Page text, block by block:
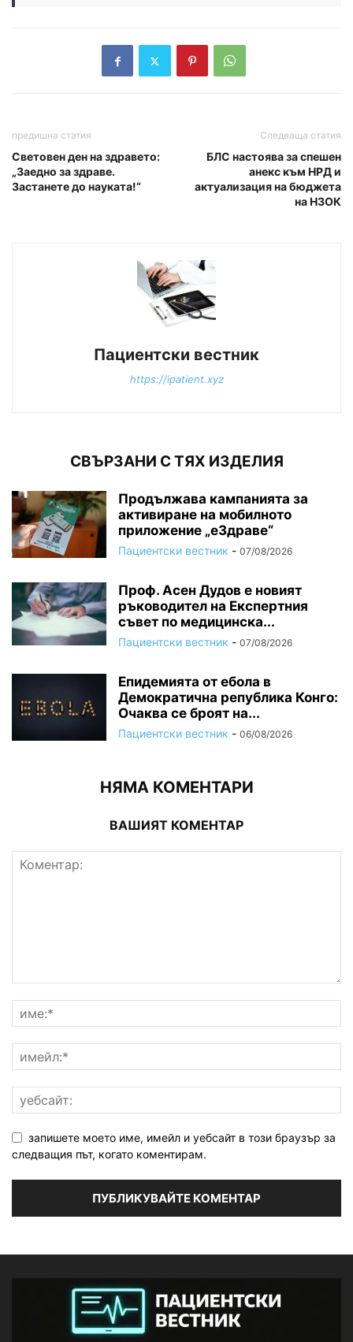
предишна статия
Световен ден на здравето:
„Заедно за здраве.
Застанете до науката!“
Следваща статия
БЛС настоява за спешен
анекс към НРД и
актуализация на бюджета
на НЗОК
Пациентски вестник
https://ipatient.xyz
СВЪРЗАНИ С ТЯХ ИЗДЕЛИЯ
Продължава кампанията за
активиране на мобилното
приложение „еЗдраве“
Пациентски вестник - 07/08/2026
Проф. Асен Дудов е новият
ръководител на Експертния
съвет по медицинска...
Пациентски вестник - 07/08/2026
Епидемията от ебола в
Демократична република Конго:
Очаква се броят на...
Пациентски вестник - 06/08/2026
НЯМА КОМЕНТАРИ
ВАШИЯТ КОМЕНТАР
запишете моето име, имейл и уебсайт в този браузър за
следващия път, когато коментирам.